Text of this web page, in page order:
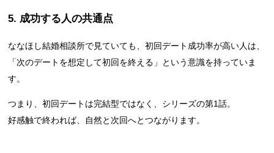
5. 成功する人の共通点
ななほし結婚相談所で見ていても、初回デート成功率が高い人は、
「次のデートを想定して初回を終える」という意識を持っていま
す。
つまり、初回デートは完結型ではなく、シリーズの第1話。
好感触で終われば、自然と次回へとつながります。